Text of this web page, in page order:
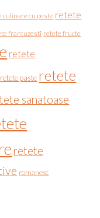
culinare cu peste retete
frantuzesti retete fructe
retete
retete paste retete
sanatoase
retete
romanesc